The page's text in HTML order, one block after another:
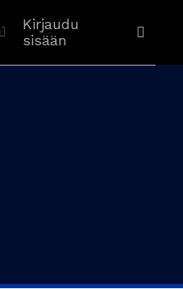
Kirjaudu
sisään